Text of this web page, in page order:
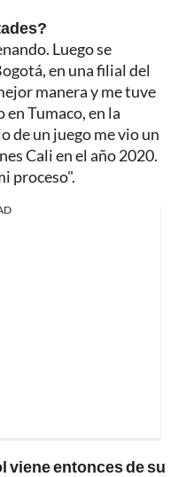
Luego se
en una filial del
manera y me tuve
Tumaco, en la
de un juego me vio un
Cali en el año 2020.
proceso".
viene entonces de su